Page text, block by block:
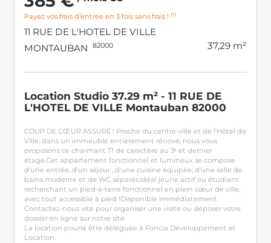
Location Studio 37.29 m² - 11 RUE DE
L'HOTEL DE VILLE Montauban 82000
COUP DE CŒUR ASSURÉ ! Proche du centre-ville et de l'Hôtel de
Ville, dans un immeuble entièrement rénové, nous vous
proposons ce charmant T1 de caractère au 3ᵉ et dernier
étage.Cet appartement fonctionnel et lumineux se compose
d'une entrée, d'un séjour , d'une cuisine équipée, d'une salle de
bains moderne et de WC séparés.Idéal jeune actif ou étudiant
recherchant un pied-à-terre fonctionnel en plein cœur de ville,
avec tout accessible à pied !Disponible immédiatement.
Contactez-nous vite pour organiser une visite ou déposer votre
dossier en ligne sur notre site
La location pourra être déléguée à Foncia Développement et
Location.
Payez vos frais d’entrée en 3 fois sans frais ! (1)
11 RUE DE L'HOTEL DE VILLE
MONTAUBAN
82000 37,29 m²